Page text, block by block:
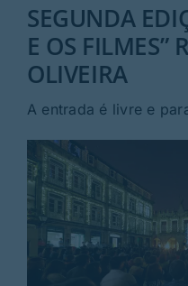
Rubricas
Jornal
Revista
SEGUNDA
E OS FILMES”
OLIVEIRA
A entrada é livre e